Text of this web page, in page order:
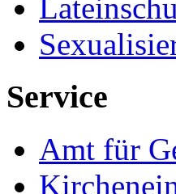
Service
Amt für